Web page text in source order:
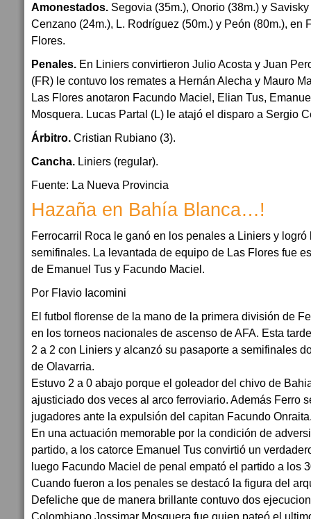
Amonestados. Segovia (35m.), Onorio (38m.) y
Cenzano (24m.), L. Rodríguez (50m.) y Peón (80m.), en
Flores.
Penales. En Liniers convirtieron Julio Acosta y Juan
(FR) le contuvo los remates a Hernán Alecha y Mauro
Las Flores anotaron Facundo Maciel, Elian Tus,
Mosquera. Lucas Partal (L) le atajó el disparo a Sergio
Árbitro. Cristian Rubiano (3).
Cancha. Liniers (regular).
Fuente: La Nueva Provincia
Hazaña en Bahía Blanca…!
Ferrocarril Roca le ganó en los penales a Liniers y
semifinales. La levantada de equipo de Las Flores fue
de Emanuel Tus y Facundo Maciel.
Por Flavio Iacomini
El futbol florense de la mano de la primera división de
en los torneos nacionales de ascenso de AFA. Esta
2 a 2 con Liniers y alcanzó su pasaporte a semifinales
de Olavarria.
Estuvo 2 a 0 abajo porque el goleador del chivo de
ajusticiado dos veces al arco ferroviario. Además Ferro
jugadores ante la expulsión del capitan Facundo
En una actuación memorable por la condición de
partido, a los catorce Emanuel Tus convirtió un
luego Facundo Maciel de penal empató el partido a los
Cuando fueron a los penales se destacó la figura del
Defeliche que de manera brillante contuvo dos